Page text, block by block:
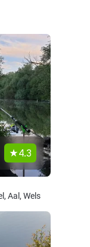
4.3
Aal, Wels